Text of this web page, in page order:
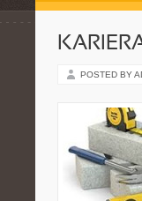
POSTED BY